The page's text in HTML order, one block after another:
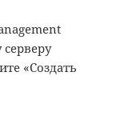
«Создать